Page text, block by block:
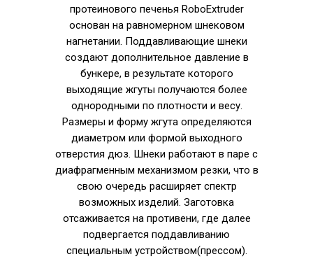
протеинового печенья RoboExtruder
основан на равномерном шнековом
нагнетании. Поддавливающие шнеки
создают дополнительное давление в
бункере, в результате которого
выходящие жгуты получаются более
однородными по плотности и весу.
Размеры и форму жгута определяются
диаметром или формой выходного
отверстия дюз. Шнеки работают в паре с
диафрагменным механизмом резки, что в
свою очередь расширяет спектр
возможных изделий. Заготовка
отсаживается на противени, где далее
подвергается поддавливанию
специальным устройством(прессом).